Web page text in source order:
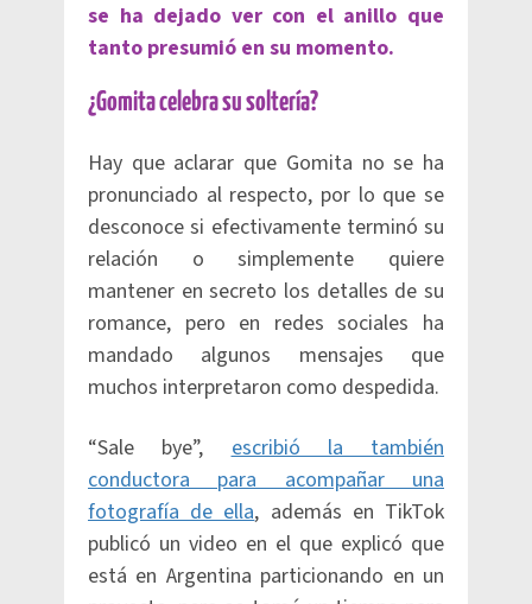
se ha dejado ver con el anillo que
tanto presumió en su momento.
¿Gomita celebra su soltería?
Hay que aclarar que Gomita no se ha
pronunciado al respecto, por lo que se
desconoce si efectivamente terminó su
relación o simplemente quiere
mantener en secreto los detalles de su
romance, pero en redes sociales ha
mandado algunos mensajes que
muchos interpretaron como despedida.
“Sale bye”,escribió la también
conductora para acompañar una
fotografía de ella, además en TikTok
publicó un video en el que explicó que
está en Argentina particionando en un